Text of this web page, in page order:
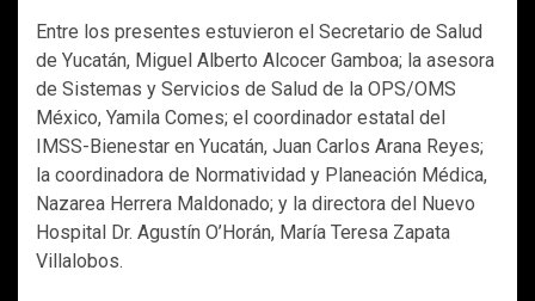
Entre los presentes estuvieron el Secretario de Salud
de Yucatán, Miguel Alberto Alcocer Gamboa; la asesora
de Sistemas y Servicios de Salud de la OPS/OMS
México, Yamila Comes; el coordinador estatal del
IMSS-Bienestar en Yucatán, Juan Carlos Arana Reyes;
la coordinadora de Normatividad y Planeación Médica,
Nazarea Herrera Maldonado; y la directora del Nuevo
Hospital Dr. Agustín O’Horán, María Teresa Zapata
Villalobos.